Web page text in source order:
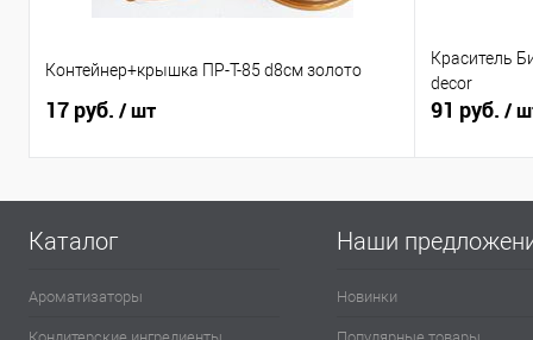
Контейнер+крышка ПР-Т-85 d8см золото
17 руб. / шт
Краситель
decor
91 руб. /
Каталог
Ароматизаторы
Наши
Новинки